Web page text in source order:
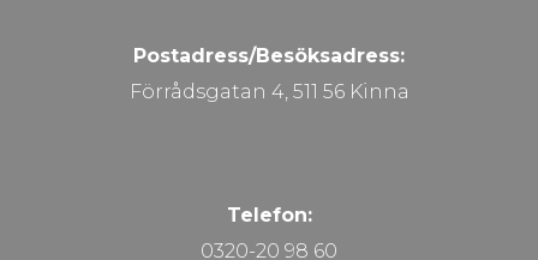
Postadress/Besöksadress:
Förrådsgatan 4, 511 56 Kinna
Telefon:
0320-20 98 60